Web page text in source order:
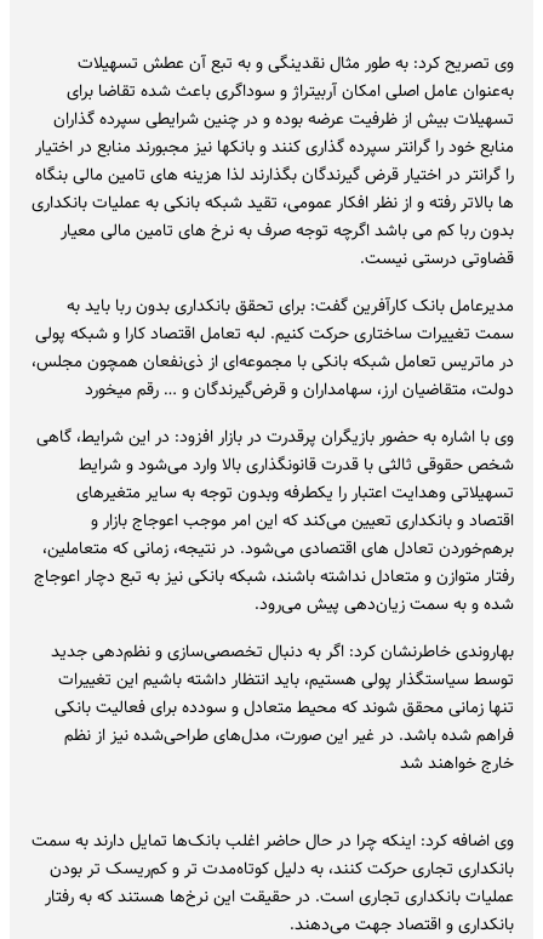
وی تصریح کرد: به طور مثال نقدینگی و به تبع آن عطش تسهیلات
به‌عنوان عامل اصلی امکان آربیتراژ و سوداگری باعث شده تقاضا برای
تسهیلات بیش از ظرفیت عرضه بوده و در چنین شرایطی سپرده گذاران
منابع خود را گرانتر سپرده گذاری کنند و بانکها نیز مجبورند منابع در اختیار
را گرانتر در اختیار قرض گیرندگان بگذارند لذا هزینه های تامین مالی بنگاه
ها بالاتر رفته و از نظر افکار عمومی، تقید شبکه بانکی به عملیات بانکداری
بدون ربا کم می باشد اگرچه توجه صرف به نرخ های تامین مالی معیار
قضاوتی درستی نیست.
مدیرعامل بانک کارآفرین گفت: برای تحقق بانکداری بدون ربا باید به
سمت تغییرات ساختاری حرکت کنیم. لبه تعامل اقتصاد کارا و شبکه پولی
در ماتریس تعامل شبکه بانکی با مجموعه‌ای از ذی‌نفعان همچون مجلس،
دولت، متقاضیان ارز، سهامداران و قرض‌گیرندگان و … رقم میخورد
وی با اشاره به حضور بازیگران پرقدرت در بازار افزود: در این شرایط، گاهی
شخص حقوقی ثالثی با قدرت قانونگذاری بالا وارد می‌شود و شرایط
تسهیلاتی و‌هدایت اعتبار را یکطرفه و‌بدون توجه به سایر متغیرهای
اقتصاد و بانکداری تعیین می‌کند که این امر موجب اعوجاج بازار و
برهم‌خوردن تعادل های اقتصادی می‌شود. در نتیجه، زمانی که متعاملین،
رفتار متوازن و متعادل نداشته باشند، شبکه بانکی نیز به تبع دچار اعوجاج
شده و به سمت زیان‌دهی پیش می‌رود.
بهاروندی خاطرنشان کرد: اگر به دنبال تخصصی‌سازی و نظم‌دهی جدید
توسط سیاستگذار پولی هستیم، باید انتظار داشته باشیم این تغییرات
تنها زمانی محقق شوند که محیط متعادل و سودده برای فعالیت بانکی
فراهم شده باشد. در غیر این صورت، مدل‌های طراحی‌شده نیز از نظم
خارج خواهند شد
وی اضافه کرد: اینکه چرا در حال حاضر اغلب بانک‌ها تمایل دارند به سمت
بانکداری تجاری حرکت کنند، به دلیل کوتاه‌مدت تر و کم‌ریسک تر بودن
عملیات بانکداری تجاری است. در حقیقت این نرخ‌ها هستند که به رفتار
بانکداری و اقتصاد جهت می‌دهند.